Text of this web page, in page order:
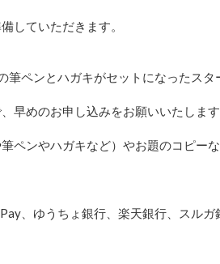
していただきます。
筆ペンとハガキがセットになったス
早めのお申し込みをお願いいたします
ペンやハガキなど）やお題のコピー
、ゆうちょ銀行、楽天銀行、スル